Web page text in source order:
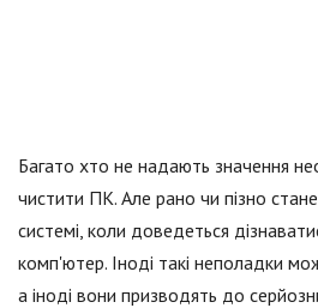
Багато хто не надають значення
чистити ПК. Але рано чи пізно
системі, коли доведеться
комп'ютер. Іноді такі неполадки
а іноді вони призводять до